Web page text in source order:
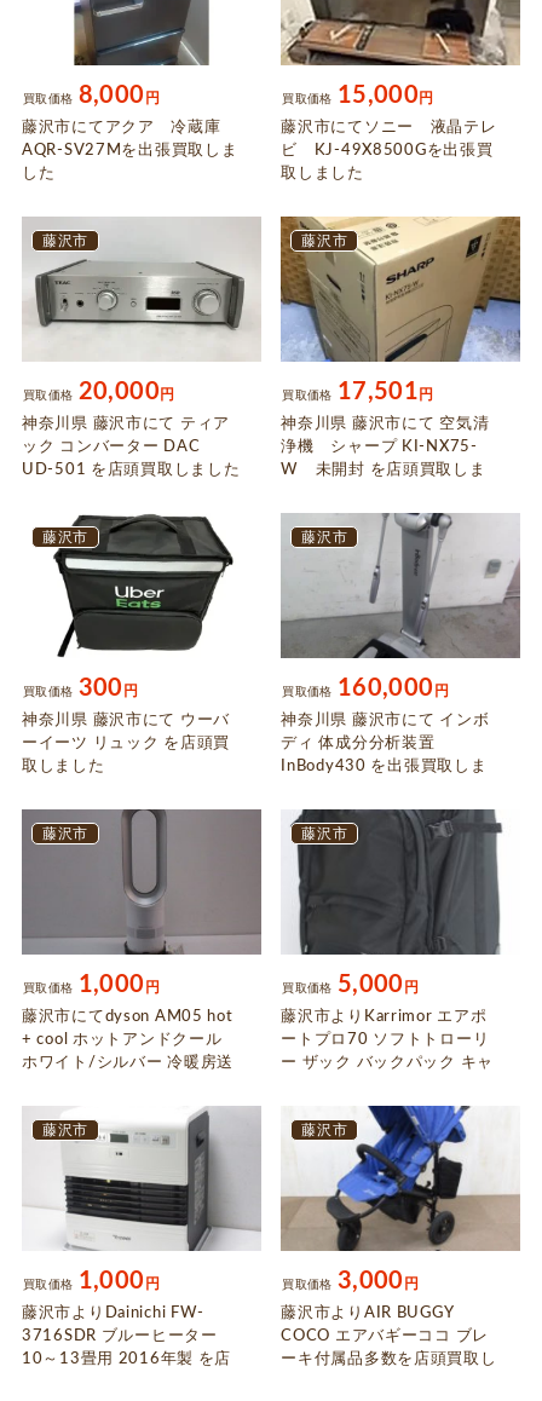
藤沢市にてアクア 冷蔵庫
AQR-SV27Mを出張買取しま
した
買取価格 8,000 円
藤沢市にてソニー 液晶テレ
ビ KJ-49X8500Gを出張買
取しました
買取価格 15,000 円
藤沢市
神奈川県 藤沢市にて ティア
ック コンバーター DAC
UD-501 を店頭買取しました
買取価格 20,000 円
藤沢市
神奈川県 藤沢市にて 空気清
浄機 シャープ KI-NX75-
W 未開封 を店頭買取しま
買取価格 17,501 円
藤沢市
神奈川県 藤沢市にて ウーバ
ーイーツ リュック を店頭買
取しました
買取価格 300 円
藤沢市
神奈川県 藤沢市にて インボ
ディ 体成分分析装置
InBody430 を出張買取しま
買取価格 160,000 円
藤沢市
藤沢市にてdyson AM05 hot
+ cool ホットアンドクール
ホワイト/シルバー 冷暖房送
買取価格 1,000 円
藤沢市
藤沢市よりKarrimor エアポ
ートプロ70 ソフトトローリ
ー ザック バックパック キャ
買取価格 5,000 円
藤沢市
藤沢市よりDainichi FW-
3716SDR ブルーヒーター
10～13畳用 2016年製 を店
買取価格 1,000 円
藤沢市
藤沢市よりAIR BUGGY
COCO エアバギーココ ブレ
ーキ付属品多数を店頭買取し
買取価格 3,000 円